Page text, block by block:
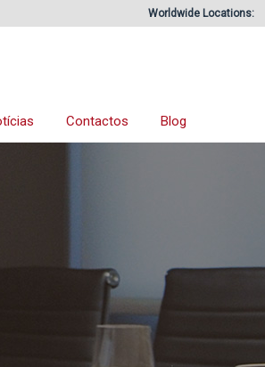
Worldwide Locations:
Contactos Blog